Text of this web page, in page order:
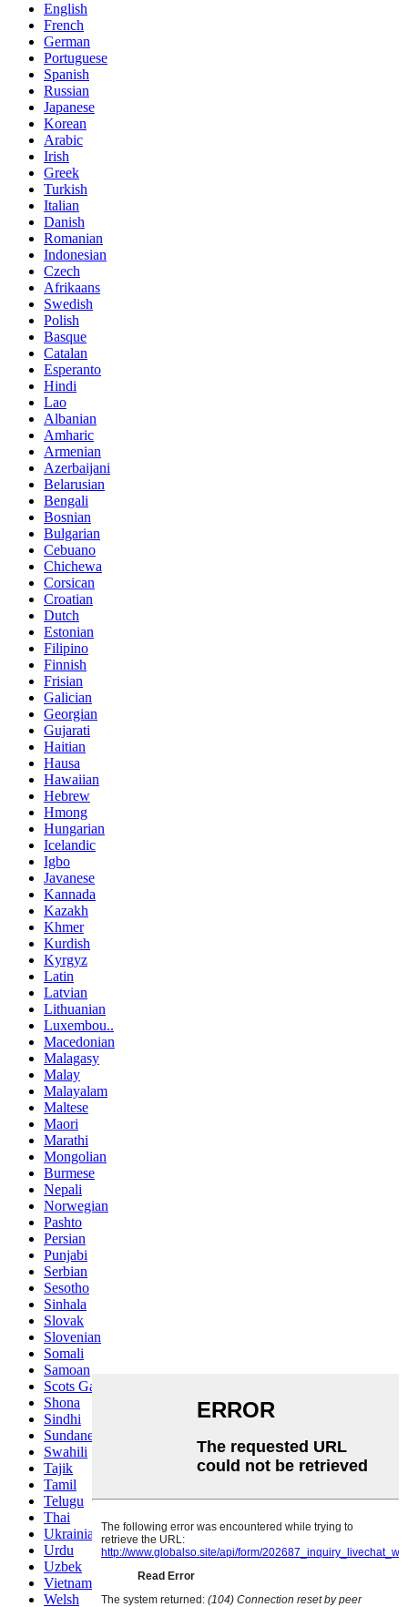
English
French
German
Portuguese
Spanish
Russian
Japanese
Korean
Arabic
Irish
Greek
Turkish
Italian
Danish
Romanian
Indonesian
Czech
Afrikaans
Swedish
Polish
Basque
Catalan
Esperanto
Hindi
Lao
Albanian
Amharic
Armenian
Azerbaijani
Belarusian
Bengali
Bosnian
Bulgarian
Cebuano
Chichewa
Corsican
Croatian
Dutch
Estonian
Filipino
Finnish
Frisian
Galician
Georgian
Gujarati
Haitian
Hausa
Hawaiian
Hebrew
Hmong
Hungarian
Icelandic
Igbo
Javanese
Kannada
Kazakh
Khmer
Kurdish
Kyrgyz
Latin
Latvian
Lithuanian
Luxembou..
Macedonian
Malagasy
Malay
Malayalam
Maltese
Maori
Marathi
Mongolian
Burmese
Nepali
Norwegian
Pashto
Persian
Punjabi
Serbian
Sesotho
Sinhala
Slovak
Slovenian
Somali
Samoan
Scots Gaelic
Shona
Sindhi
Sundanese
Swahili
Tajik
Tamil
Telugu
Thai
Ukrainian
Urdu
Uzbek
Vietnamese
Welsh